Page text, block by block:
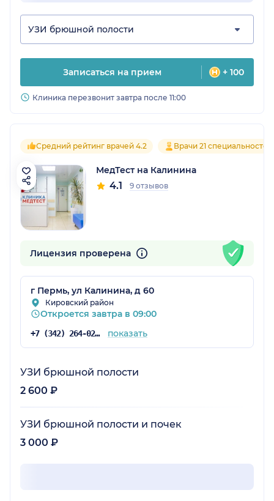
УЗИ брюшной полости
Записаться на прием + 100
Клиника перезвонит завтра после 11:00
Средний рейтинг врачей 4.2 Врачи 21 специальностей
МедТест на Калинина
4.1 9 отзывов
Лицензия проверена
г Пермь, ул Калинина, д 60
Кировский район
Откроется завтра в 09:00
+7 (342) 264-02-09 показать
УЗИ брюшной полости
2 600 ₽
УЗИ брюшной полости и почек
3 000 ₽